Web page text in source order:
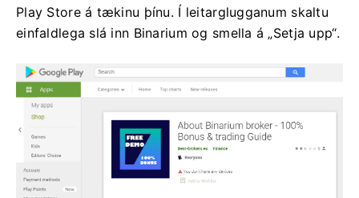
Play Store á tækinu þínu. Í leitarglugganum skaltu
einfaldlega slá inn Binarium og smella á „Setja upp“.